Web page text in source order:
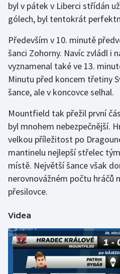
Házená
Jezdectví
Judo
Krasobruslení
Lezení
Lyže a snowboard
Moderní pětiboj
Motorsport
Olympijské hry
Parasport
Plavání
byl v pátek v Liberci střídán
gólech, byl tentokrát
Především v 10. minutě
šanci Zohorny. Navíc zvládl i
vyznamenal také ve 13.
Minutu před koncem třetiny
šance, ale v koncovce selhal.
Mountfield tak přežil první
byl mnohem nebezpečnější.
velkou příležitost po
mantinelu nejlepší střelec
místě. Největší šance však
nerovnovážném počtu hráčů
přesilovce.
Videa